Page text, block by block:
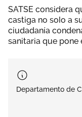
SATSE considera
castiga no solo a
ciudadanía
sanitaria que pone
Departamento de